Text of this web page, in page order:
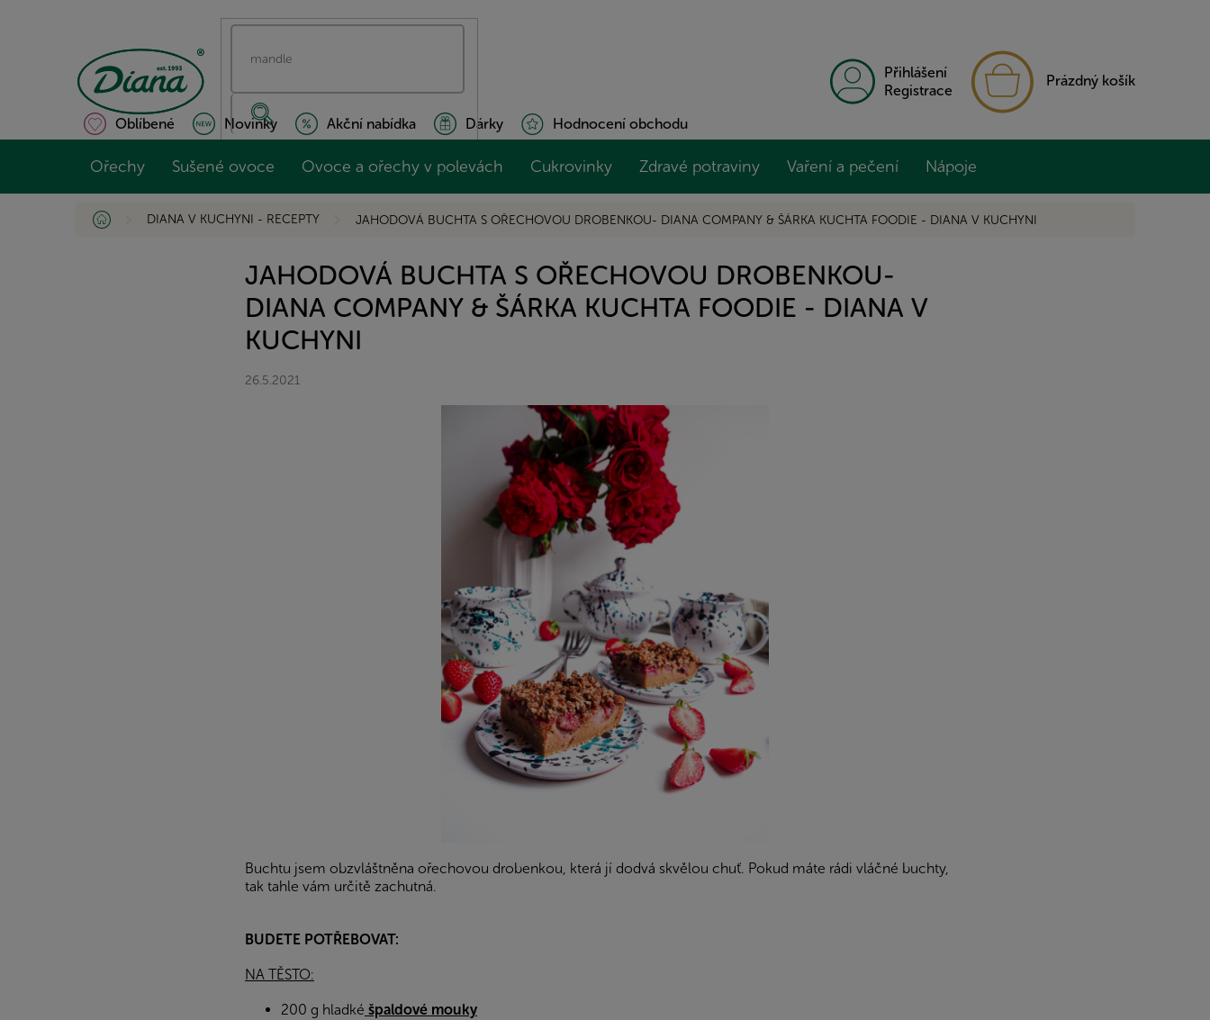
Přihlášení
Registrace
KOŠÍK
Prázdný košík
Oblíbené Novinky Akční nabídka Dárky Hodnocení obchodu
Ořechy Sušené ovoce Ovoce a ořechy v polevách Cukrovinky Zdravé potraviny Vaření a pečení Nápoje
Domů DIANA V KUCHYNI - RECEPTY JAHODOVÁ BUCHTA S OŘECHOVOU DROBENKOU- DIANA COMPANY & ŠÁRKA KUCHTA FOODIE - DIANA V KUCHYNI
JAHODOVÁ BUCHTA S OŘECHOVOU DROBENKOU-
DIANA COMPANY & ŠÁRKA KUCHTA FOODIE - DIANA V
KUCHYNI
26.5.2021
Buchtu jsem obzvláštněna ořechovou drobenkou, která jí dodvá skvělou chuť. Pokud máte rádi vláčné buchty,
tak tahle vám určitě zachutná.
BUDETE POTŘEBOVAT:
NA TĚSTO:
200 g hladké špaldové mouky